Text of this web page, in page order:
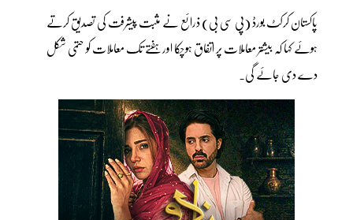
پاکستان کرکٹ بورڈ (پی سی بی) ذرائع نے مثبت پیشرفت کی تصدیق کرتے
ہوئے کہا کہ بیشتر معاملات پر اتفاق ہوچکا اور ہفتے تک معاملات کو حتمی شکل
دے دی جائے گی۔